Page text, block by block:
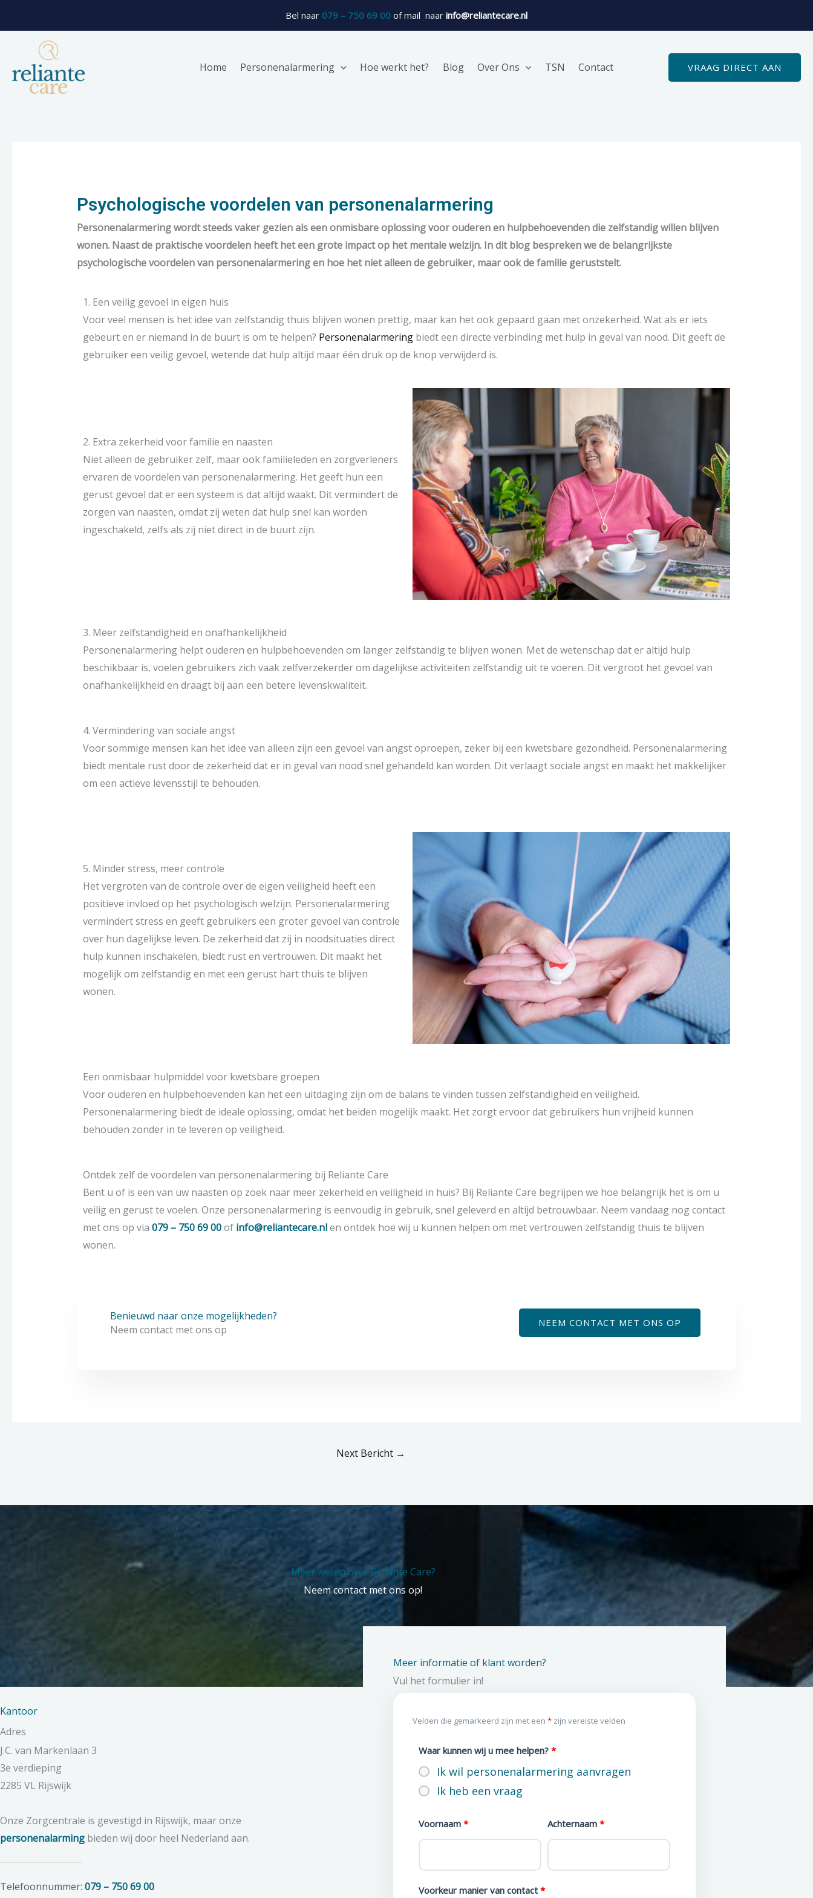
Bel naar 079 – 750 69 00 of mail naar info@reliantecare.nl
Home Personenalarmering Hoe werkt het? Blog Over Ons TSN Contact VRAAG DIRECT AAN
Psychologische voordelen van personenalarmering
Personenalarmering wordt steeds vaker gezien als een onmisbare oplossing voor ouderen en hulpbehoevenden die zelfstandig willen blijven
wonen. Naast de praktische voordelen heeft het een grote impact op het mentale welzijn. In dit blog bespreken we de belangrijkste
psychologische voordelen van personenalarmering en hoe het niet alleen de gebruiker, maar ook de familie geruststelt.
1. Een veilig gevoel in eigen huis
Voor veel mensen is het idee van zelfstandig thuis blijven wonen prettig, maar kan het ook gepaard gaan met onzekerheid. Wat als er iets
gebeurt en er niemand in de buurt is om te helpen? Personenalarmeringbiedt een directe verbinding met hulp in geval van nood. Dit geeft de
gebruiker een veilig gevoel, wetende dat hulp altijd maar één druk op de knop verwijderd is.
2. Extra zekerheid voor familie en naasten
Niet alleen de gebruiker zelf, maar ook familieleden en zorgverleners
ervaren de voordelen van personenalarmering. Het geeft hun een
gerust gevoel dat er een systeem is dat altijd waakt. Dit vermindert de
zorgen van naasten, omdat zij weten dat hulp snel kan worden
ingeschakeld, zelfs als zij niet direct in de buurt zijn.
3. Meer zelfstandigheid en onafhankelijkheid
Personenalarmering helpt ouderen en hulpbehoevenden om langer zelfstandig te blijven wonen. Met de wetenschap dat er altijd hulp
beschikbaar is, voelen gebruikers zich vaak zelfverzekerder om dagelijkse activiteiten zelfstandig uit te voeren. Dit vergroot het gevoel van
onafhankelijkheid en draagt bij aan een betere levenskwaliteit.
4. Vermindering van sociale angst
Voor sommige mensen kan het idee van alleen zijn een gevoel van angst oproepen, zeker bij een kwetsbare gezondheid. Personenalarmering
biedt mentale rust door de zekerheid dat er in geval van nood snel gehandeld kan worden. Dit verlaagt sociale angst en maakt het makkelijker
om een actieve levensstijl te behouden.
5. Minder stress, meer controle
Het vergroten van de controle over de eigen veiligheid heeft een
positieve invloed op het psychologisch welzijn. Personenalarmering
vermindert stress en geeft gebruikers een groter gevoel van controle
over hun dagelijkse leven. De zekerheid dat zij in noodsituaties direct
hulp kunnen inschakelen, biedt rust en vertrouwen. Dit maakt het
mogelijk om zelfstandig en met een gerust hart thuis te blijven
wonen.
Een onmisbaar hulpmiddel voor kwetsbare groepen
Voor ouderen en hulpbehoevenden kan het een uitdaging zijn om de balans te vinden tussen zelfstandigheid en veiligheid.
Personenalarmering biedt de ideale oplossing, omdat het beiden mogelijk maakt. Het zorgt ervoor dat gebruikers hun vrijheid kunnen
behouden zonder in te leveren op veiligheid.
Ontdek zelf de voordelen van personenalarmering bij Reliante Care
Bent u of is een van uw naasten op zoek naar meer zekerheid en veiligheid in huis? Bij Reliante Care begrijpen we hoe belangrijk het is om u
veilig en gerust te voelen. Onze personenalarmering is eenvoudig in gebruik, snel geleverd en altijd betrouwbaar. Neem vandaag nog contact
met ons op via 079 – 750 69 00of info@reliantecare.nlen ontdek hoe wij u kunnen helpen om met vertrouwen zelfstandig thuis te blijven
wonen.
Benieuwd naar onze mogelijkheden?
Neem contact met ons op
NEEM CONTACT MET ONS OP
Next Bericht →
Meer weten over Reliante Care?
Neem contact met ons op!
Kantoor
Adres
J.C. van Markenlaan 3
3e verdieping
2285 VL Rijswijk
Onze Zorgcentrale is gevestigd in Rijswijk, maar onze
personenalarming bieden wij door heel Nederland aan.
Telefoonnummer: 079 – 750 69 00
Meer informatie of klant worden?
Vul het formulier in!
Velden die gemarkeerd zijn met een * zijn vereiste velden
Waar kunnen wij u mee helpen? *
Ik wil personenalarmering aanvragen
Ik heb een vraag
Voornaam * Achternaam *
Voorkeur manier van contact *